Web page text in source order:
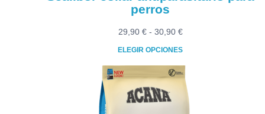
perros
29,90 € - 30,90 €Rango
29,90 €
hasta
ELEGIR OPCIONES
Este
producto
tiene